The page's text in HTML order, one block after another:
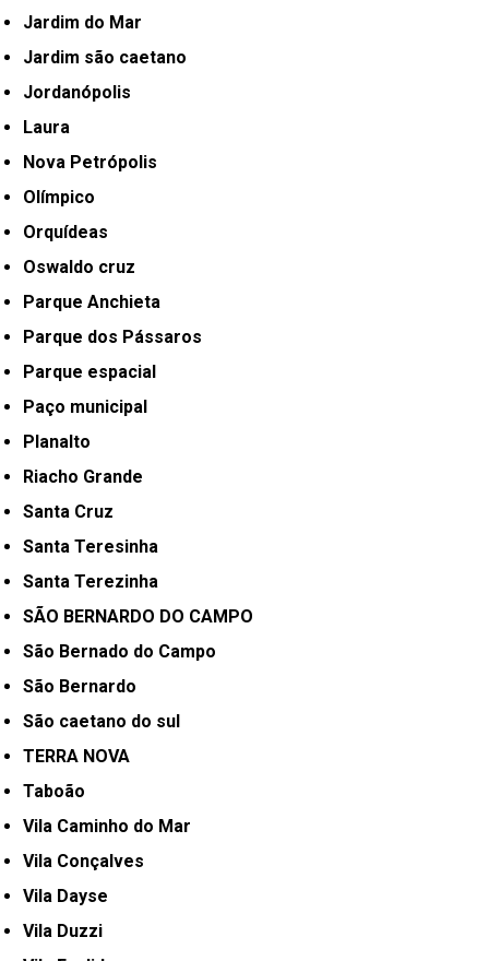
Jardim do Mar
Jardim são caetano
Jordanópolis
Laura
Nova Petrópolis
Olímpico
Orquídeas
Oswaldo cruz
Parque Anchieta
Parque dos Pássaros
Parque espacial
Paço municipal
Planalto
Riacho Grande
Santa Cruz
Santa Teresinha
Santa Terezinha
SÃO BERNARDO DO CAMPO
São Bernado do Campo
São Bernardo
São caetano do sul
TERRA NOVA
Taboão
Vila Caminho do Mar
Vila Conçalves
Vila Dayse
Vila Duzzi